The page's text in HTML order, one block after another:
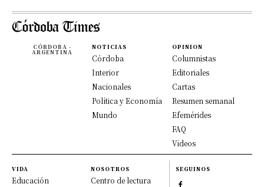
CÓRDOBA -
ARGENTINA
NOTICIAS
Córdoba
Interior
Nacionales
Política y Economía
Mundo
OPINION
Columnistas
Editoriales
Cartas
Resumen semanal
Efemérides
FAQ
Videos
VIDA
Educación
NOSOTROS
Centro de lectura
SEGUINOS